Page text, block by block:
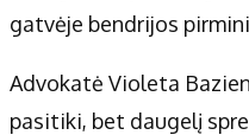
gatvėje bendrijos
Advokatė Violeta
pasitiki, bet daugelį